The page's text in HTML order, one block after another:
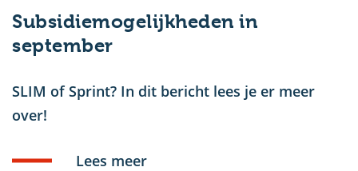
Subsidiemogelijkheden in
september
SLIM of Sprint? In dit bericht lees je er meer
over!
Lees meer